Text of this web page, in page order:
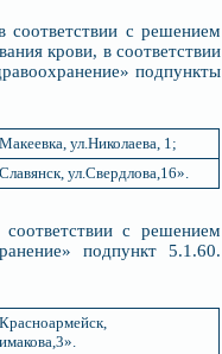
с решением
крови, в соответствии
подпункты
ул.Николаева, 1;
ул.Свердлова,16».
с решением
подпункт 5.1.60.